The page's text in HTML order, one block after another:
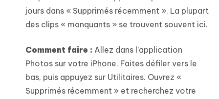
jours dans « Supprimés récemment ». La plupart
des clips « manquants » se trouvent souvent ici.
Comment faire : Allez dans l’application
Photos sur votre iPhone. Faites défiler vers le
bas, puis appuyez sur Utilitaires. Ouvrez «
Supprimés récemment » et recherchez votre